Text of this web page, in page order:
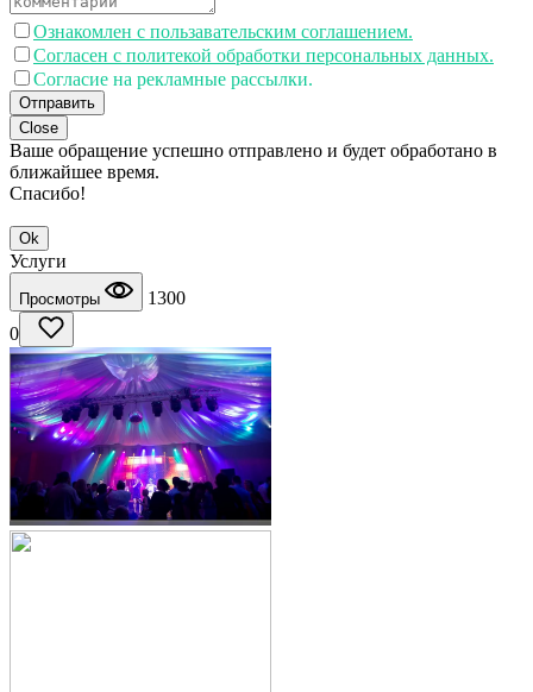
Ознакомлен с пользавательским соглашением.
Согласен с политекой обработки персональных данных.
Согласие на рекламные рассылки.
Отправить
Close
Ваше обращение успешно отправлено и будет обработано в
ближайшее время.
Спасибо!
Ok
Услуги
Просмотры
1300
0